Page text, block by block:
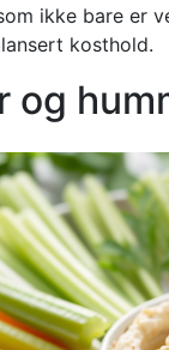
ikke bare er
kosthold.
og